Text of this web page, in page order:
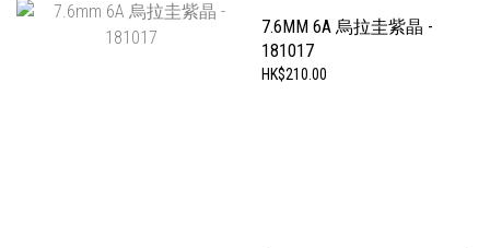
7.6MM 6A 烏拉圭紫晶 -
181017
HK$210.00